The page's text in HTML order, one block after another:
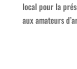
local pour la
aux amateurs